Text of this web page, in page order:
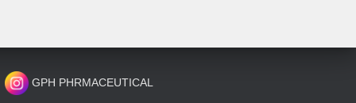
GPH PHRMACEUTICAL